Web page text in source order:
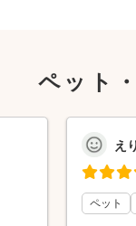
ペット
えり
ペット